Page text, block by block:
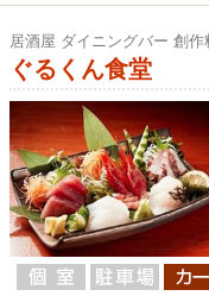
居酒屋 ダイニングバー 創
ぐるくん食堂